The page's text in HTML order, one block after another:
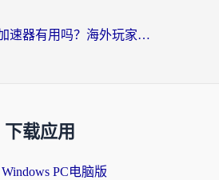
最强蜗牛迅游加速器有用吗？海外玩家国服游戏加速避坑指南（附德国玩忍者必须死3流星蝴蝶剑解决办法）
下载应用
PC电脑版